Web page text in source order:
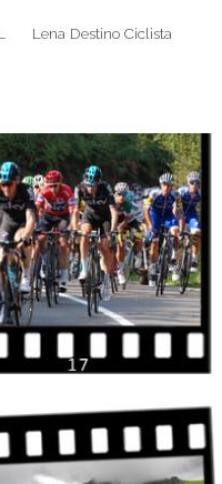
Lena Destino Ciclista